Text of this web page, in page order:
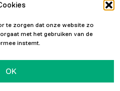
te zorgen dat onze website zo
met het gebruiken van de
instemt.
OK